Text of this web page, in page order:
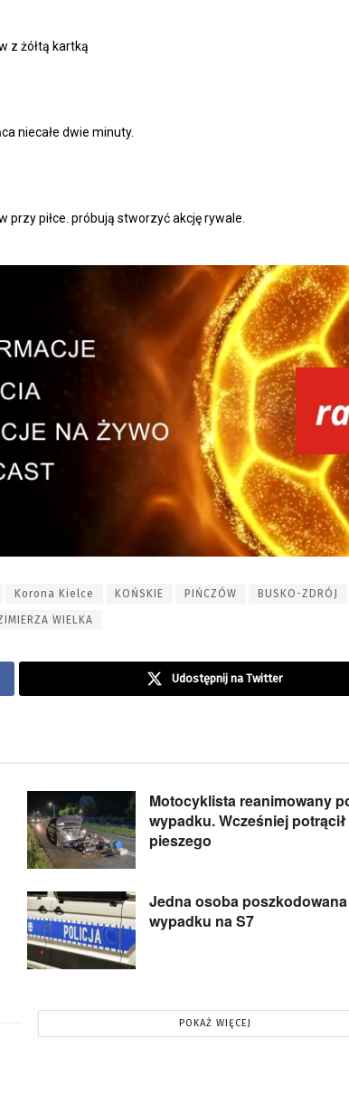
Korona Kielce KOŃSKIE PIŃCZÓW BUSKO-ZDRÓJ
WIELKA
Udostępnij na Twitter
Motocyklista reanimowany
wypadku. Wcześniej potrącił
pieszego
Jedna osoba
wypadku na S7
POKAŻ WIĘCEJ